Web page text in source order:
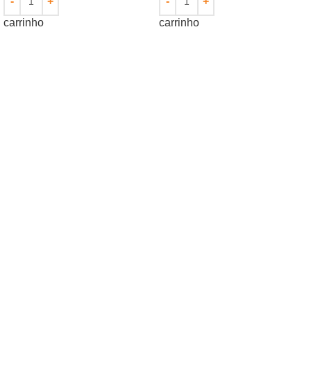
carrinho carrinho